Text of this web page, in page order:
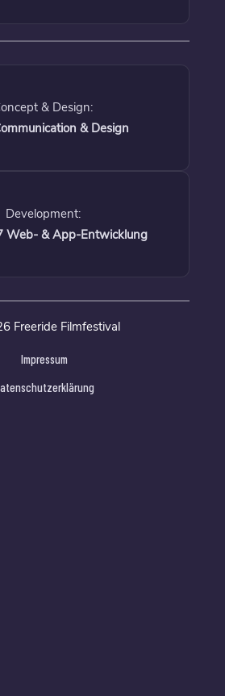
& Design:
& Design
Development:
Web- & App-Entwicklung
Freeride Filmfestival
Impressum